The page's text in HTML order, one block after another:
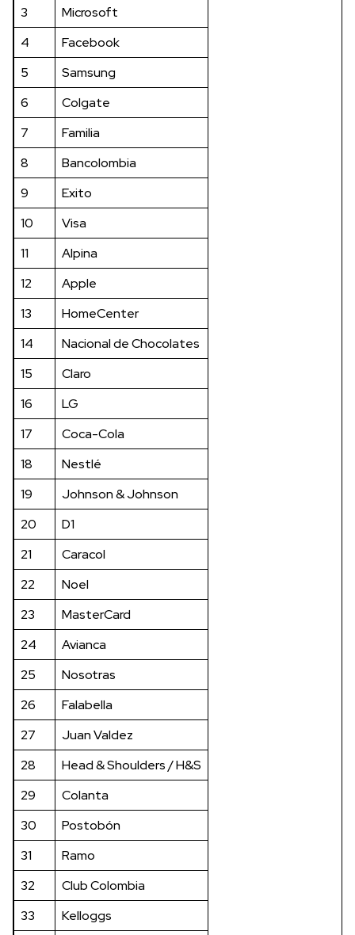
3
Microsoft
4
Facebook
5
Samsung
6
Colgate
7
Familia
8
Bancolombia
9
Exito
10
Visa
11
Alpina
12
Apple
13
HomeCenter
14
Nacional de Chocolates
15
Claro
16
LG
17
Coca-Cola
18
Nestlé
19
Johnson & Johnson
20
D1
21
Caracol
22
Noel
23
MasterCard
24
Avianca
25
Nosotras
26
Falabella
27
Juan Valdez
28
Head & Shoulders / H&S
29
Colanta
30
Postobón
31
Ramo
32
Club Colombia
33
Kelloggs